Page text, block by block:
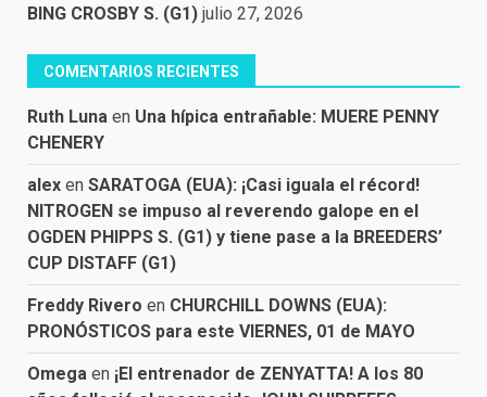
BING CROSBY S. (G1) julio 27, 2026
COMENTARIOS RECIENTES
Ruth Luna en Una hípica entrañable: MUERE PENNY
CHENERY
alex en SARATOGA (EUA): ¡Casi iguala el récord!
NITROGEN se impuso al reverendo galope en el
OGDEN PHIPPS S. (G1) y tiene pase a la BREEDERS’
CUP DISTAFF (G1)
Freddy Rivero en CHURCHILL DOWNS (EUA):
PRONÓSTICOS para este VIERNES, 01 de MAYO
Omega en ¡El entrenador de ZENYATTA! A los 80